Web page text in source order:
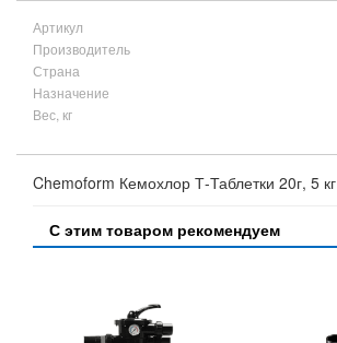
Артикул
Производитель
Страна
Назначение
Вес, кг
Chemoform Кемохлор Т-Таблетки 20г, 5 кг
С этим товаром рекомендуем